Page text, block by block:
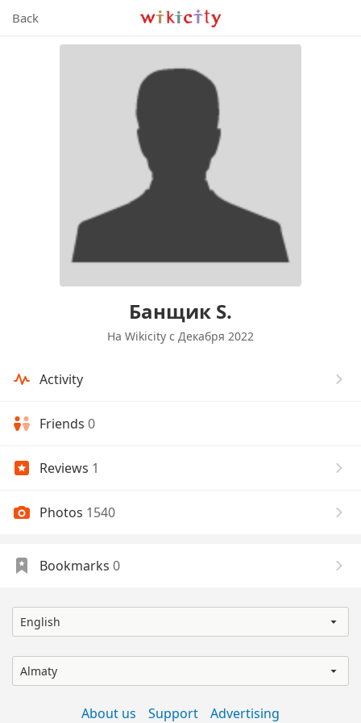
Wikicity
Back
Банщик S.
На Wikicity c Декабря 2022
Activity
Friends 0
Reviews 1
Photos 1540
Bookmarks 0
English
Almaty
About us Support Advertising